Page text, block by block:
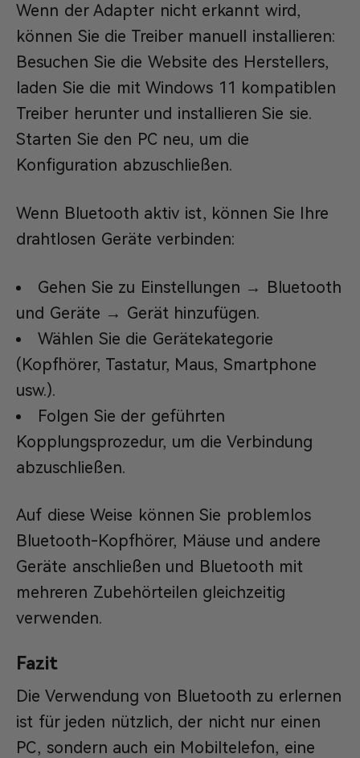
Wenn der Adapter nicht erkannt wird,
können Sie die Treiber manuell installieren:
Besuchen Sie die Website des Herstellers,
laden Sie die mit Windows 11 kompatiblen
Treiber herunter und installieren Sie sie.
Starten Sie den PC neu, um die
Konfiguration abzuschließen.
Wenn Bluetooth aktiv ist, können Sie Ihre
drahtlosen Geräte verbinden:
Gehen Sie zu Einstellungen → Bluetooth
und Geräte → Gerät hinzufügen.
Wählen Sie die Gerätekategorie
(Kopfhörer, Tastatur, Maus, Smartphone
usw.).
Folgen Sie der geführten
Kopplungsprozedur, um die Verbindung
abzuschließen.
Auf diese Weise können Sie problemlos
Bluetooth-Kopfhörer, Mäuse und andere
Geräte anschließen und Bluetooth mit
mehreren Zubehörteilen gleichzeitig
verwenden.
Fazit
Die Verwendung von Bluetooth zu erlernen
ist für jeden nützlich, der nicht nur einen
PC, sondern auch ein Mobiltelefon, eine